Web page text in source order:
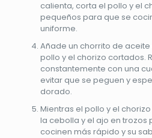
calienta, corta el pollo y el
pequeños para que se
uniforme.
Añade un chorrito de
pollo y el chorizo cortados.
constantemente con una
evitar que se peguen y
dorado.
Mientras el pollo y el
la cebolla y el ajo en trozos
cocinen más rápido y su